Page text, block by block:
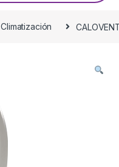
Climatización